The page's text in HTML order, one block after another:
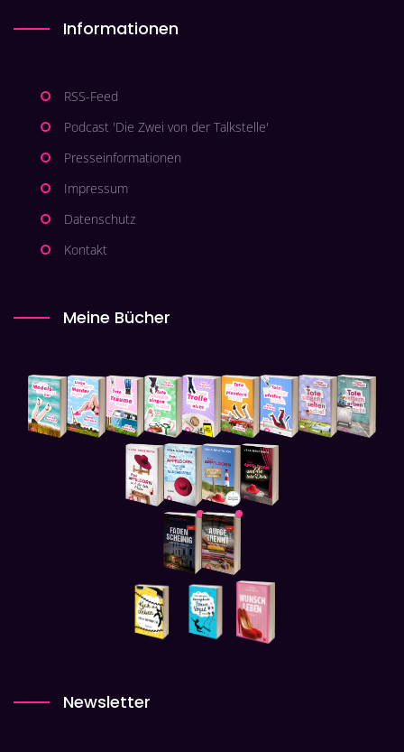
Informationen
RSS-Feed
Podcast 'Die Zwei von der Talkstelle'
Presseinformationen
Impressum
Datenschutz
Kontakt
Meine Bücher
Newsletter